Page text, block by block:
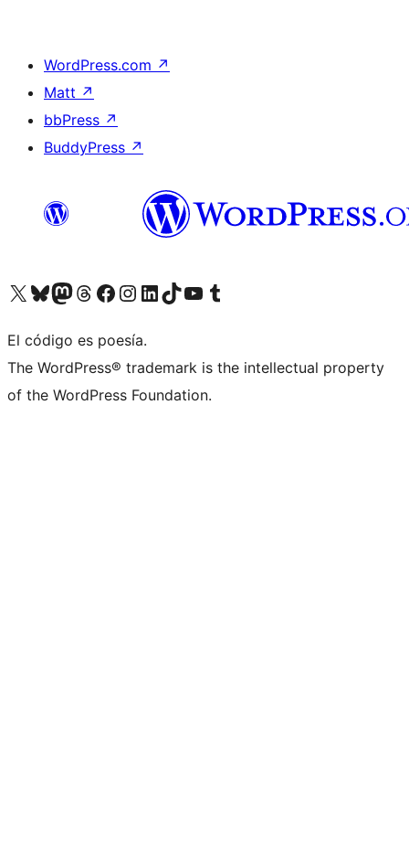
WordPress.com ↗
Matt ↗
bbPress ↗
BuddyPress ↗
Visita nuestra cuenta de X (anteriormente Twitter)
Visita nuestra cuenta de Bluesky
Visita nuestra cuenta de Mastodon
Visita nuestra cuenta de Threads
Visita nuestra página de Facebook
Visita nuestra cuenta de Instagram
Visita nuestra cuenta de LinkedIn
Visita nuestra cuenta de TikTok
Visita nuestro canal de YouTube
Visita nuestra cuenta de Tumblr
El código es poesía.
The WordPress® trademark is the intellectual property
of the WordPress Foundation.